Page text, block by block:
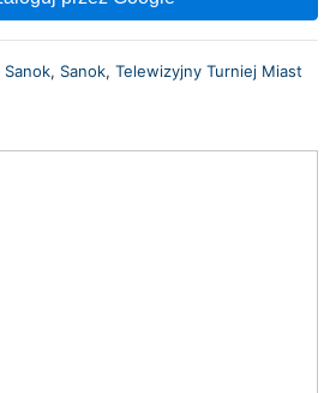
Sanok, Sanok, Telewizyjny Turniej Miast